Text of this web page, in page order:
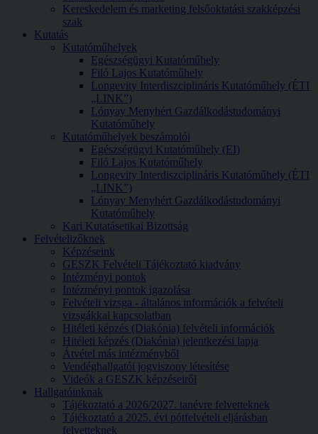
Kereskedelem és marketing felsőoktatási szakképzési
szak
Kutatás
Kutatóműhelyek
Egészségügyi Kutatóműhely
Filó Lajos Kutatóműhely
Longevity Interdiszciplináris Kutatóműhely (ÉTI
„LINK”)
Lónyay Menyhért Gazdálkodástudományi
Kutatóműhely
Kutatóműhelyek beszámolói
Egészségügyi Kutatóműhely (EI)
Filó Lajos Kutatóműhely
Longevity Interdiszciplináris Kutatóműhely (ÉTI
„LINK”)
Lónyay Menyhért Gazdálkodástudományi
Kutatóműhely
Kari Kutatásetikai Bizottság
Felvételizőknek
Képzéseink
GESZK Felvételi Tájékoztató kiadvány
Intézményi pontok
Intézményi pontok igazolása
Felvételi vizsga - általános információk a felvételi
vizsgákkal kapcsolatban
Hitéleti képzés (Diakónia) felvételi információk
Hitéleti képzés (Diakónia) jelentkezési lapja
Átvétel más intézményből
Vendéghallgatói jogviszony létesítése
Videók a GESZK képzéseiről
Hallgatóinknak
Tájékoztató a 2026/2027. tanévre felvetteknek
Tájékoztató a 2025. évi pótfelvételi eljárásban
felvetteknek